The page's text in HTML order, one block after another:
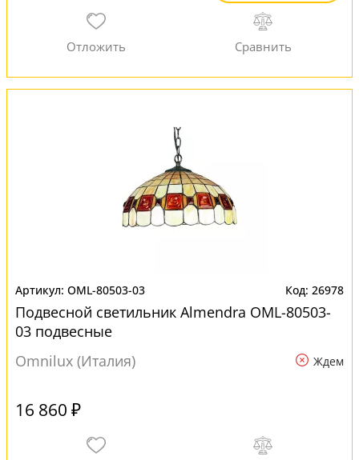
OML-80503-03 26978
Подвесной светильник Almendra OML-80503-
03 подвесные
Omnilux (Италия)
Ждем
16 860 ₽